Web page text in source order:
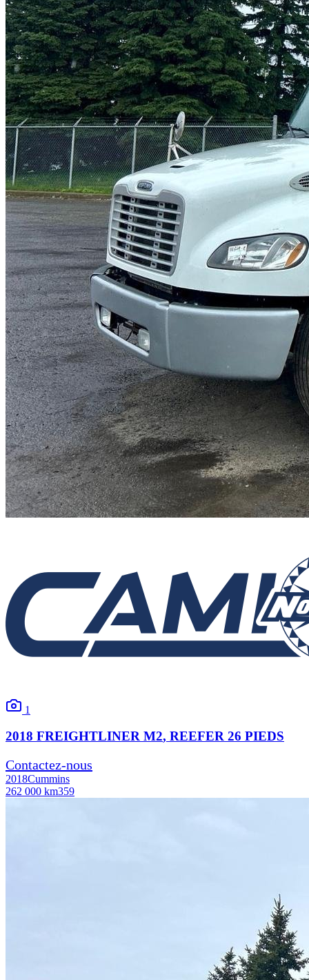
1
2018 FREIGHTLINER M2, REEFER 26 PIEDS
Contactez-nous
2018Cummins
262 000 km359